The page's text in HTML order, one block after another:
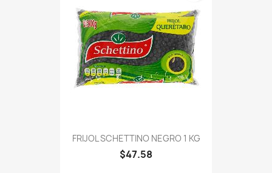
FRIJOL SCHETTINO NEGRO 1 KG
$47.58